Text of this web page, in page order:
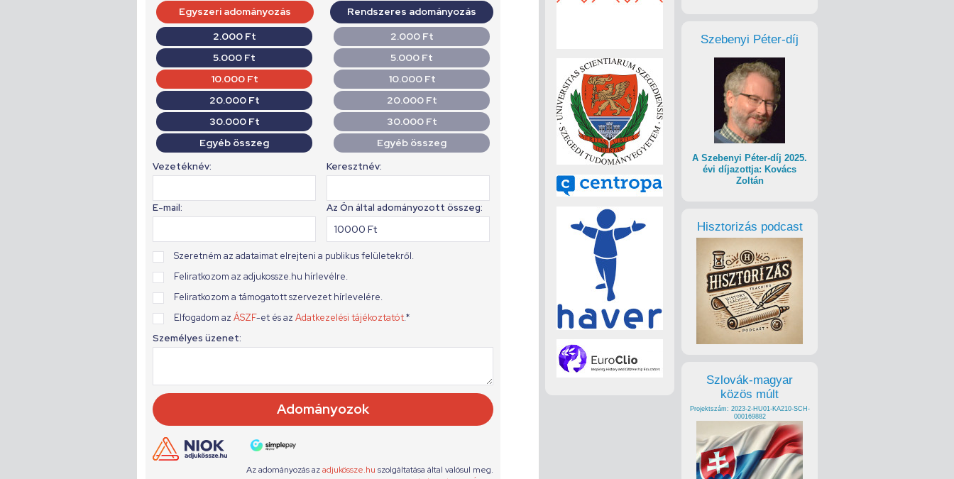
Szebenyi Péter-díj
A Szebenyi Péter-díj 2025.
évi díjazottja: Kovács
Zoltán
Hisztorizás podcast
Szlovák-magyar
közös múlt
Projektszám: 2023-2-HU01-KA210-SCH-
000169882